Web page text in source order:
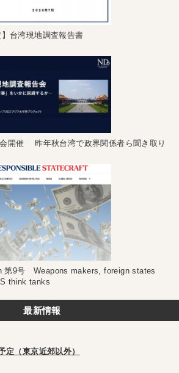
台湾現地調査報告書
開催 昨年秋台湾で政界関係者ら聞き取り
第9号 Weapons makers, foreign states
think tanks
最新情報
定（東京近郊以外）